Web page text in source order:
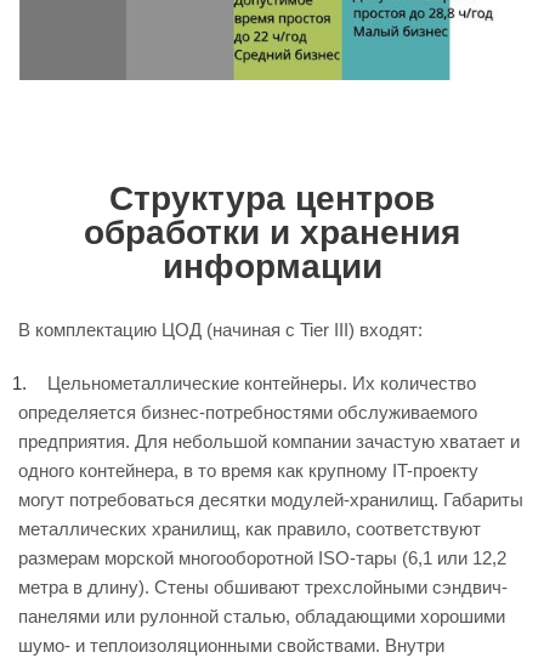
Структура центров
обработки и хранения
информации
В комплектацию ЦОД (начиная с Tier III) входят:
Цельнометаллические контейнеры. Их количество
определяется бизнес-потребностями обслуживаемого
предприятия. Для небольшой компании зачастую хватает и
одного контейнера, в то время как крупному IT-проекту
могут потребоваться десятки модулей-хранилищ. Габариты
металлических хранилищ, как правило, соответствуют
размерам морской многооборотной ISO-тары (6,1 или 12,2
метра в длину). Стены обшивают трехслойными сэндвич-
панелями или рулонной сталью, обладающими хорошими
шумо- и теплоизоляционными свойствами. Внутри